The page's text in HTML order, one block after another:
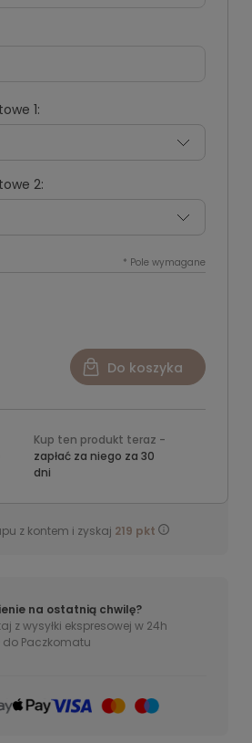
1:
2:
* Pole wymagane
Do koszyka
Kup ten produkt teraz -
zapłać za niego za 30
dni
z kontem i zyskaj 219 pkt
na ostatnią chwilę?
z wysyłki ekspresowej w 24h
do Paczkomatu